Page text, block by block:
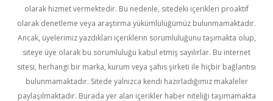
olarak hizmet vermektedir. Bu nedenle, sitedeki içerikleri proaktif
olarak denetleme veya araştırma yükümlülüğümüz bulunmamaktadır.
Ancak, üyelerimiz yazdıkları içeriklerin sorumluluğunu taşımakta olup,
siteye üye olarak bu sorumluluğu kabul etmiş sayılırlar. Bu internet
sitesi, herhangi bir marka, kurum veya şahıs şirketi ile hiçbir bağlantısı
bulunmamaktadır. Sitede yalnızca kendi hazırladığımız makaleler
paylaşılmaktadır. Burada yer alan içerikler haber niteliği taşımamakta